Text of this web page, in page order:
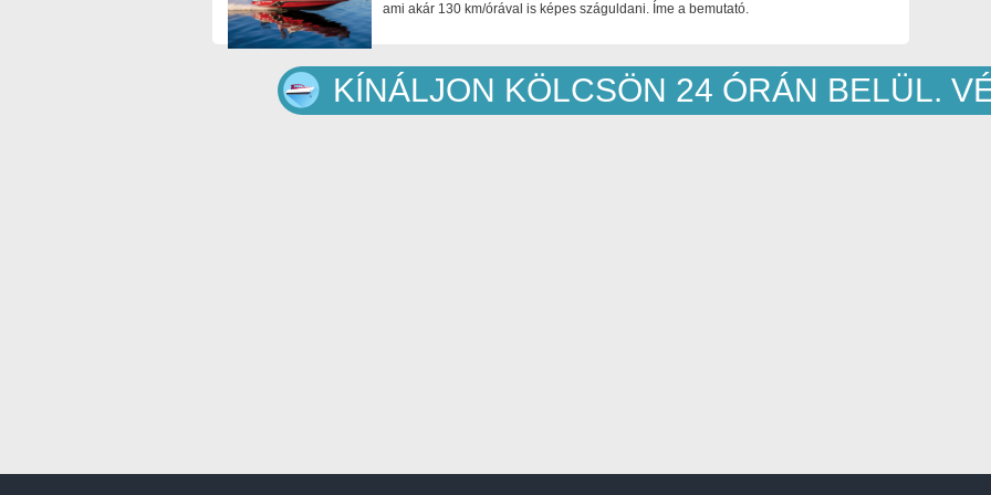
ami akár 130 km/órával is képes száguldani. Íme a bemutató.
KÍNÁLJON KÖLCSÖN 24 ÓRÁN BELÜL.